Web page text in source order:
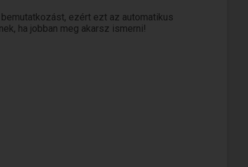
ezért ezt az automatikus
ha jobban meg akarsz ismerni!